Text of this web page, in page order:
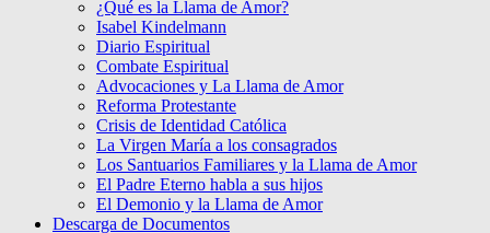
¿Qué es la Llama de Amor?
Isabel Kindelmann
Diario Espiritual
Combate Espiritual
Advocaciones y La Llama de Amor
Reforma Protestante
Crisis de Identidad Católica
La Virgen María a los consagrados
Los Santuarios Familiares y la Llama de Amor
El Padre Eterno habla a sus hijos
El Demonio y la Llama de Amor
Descarga de Documentos